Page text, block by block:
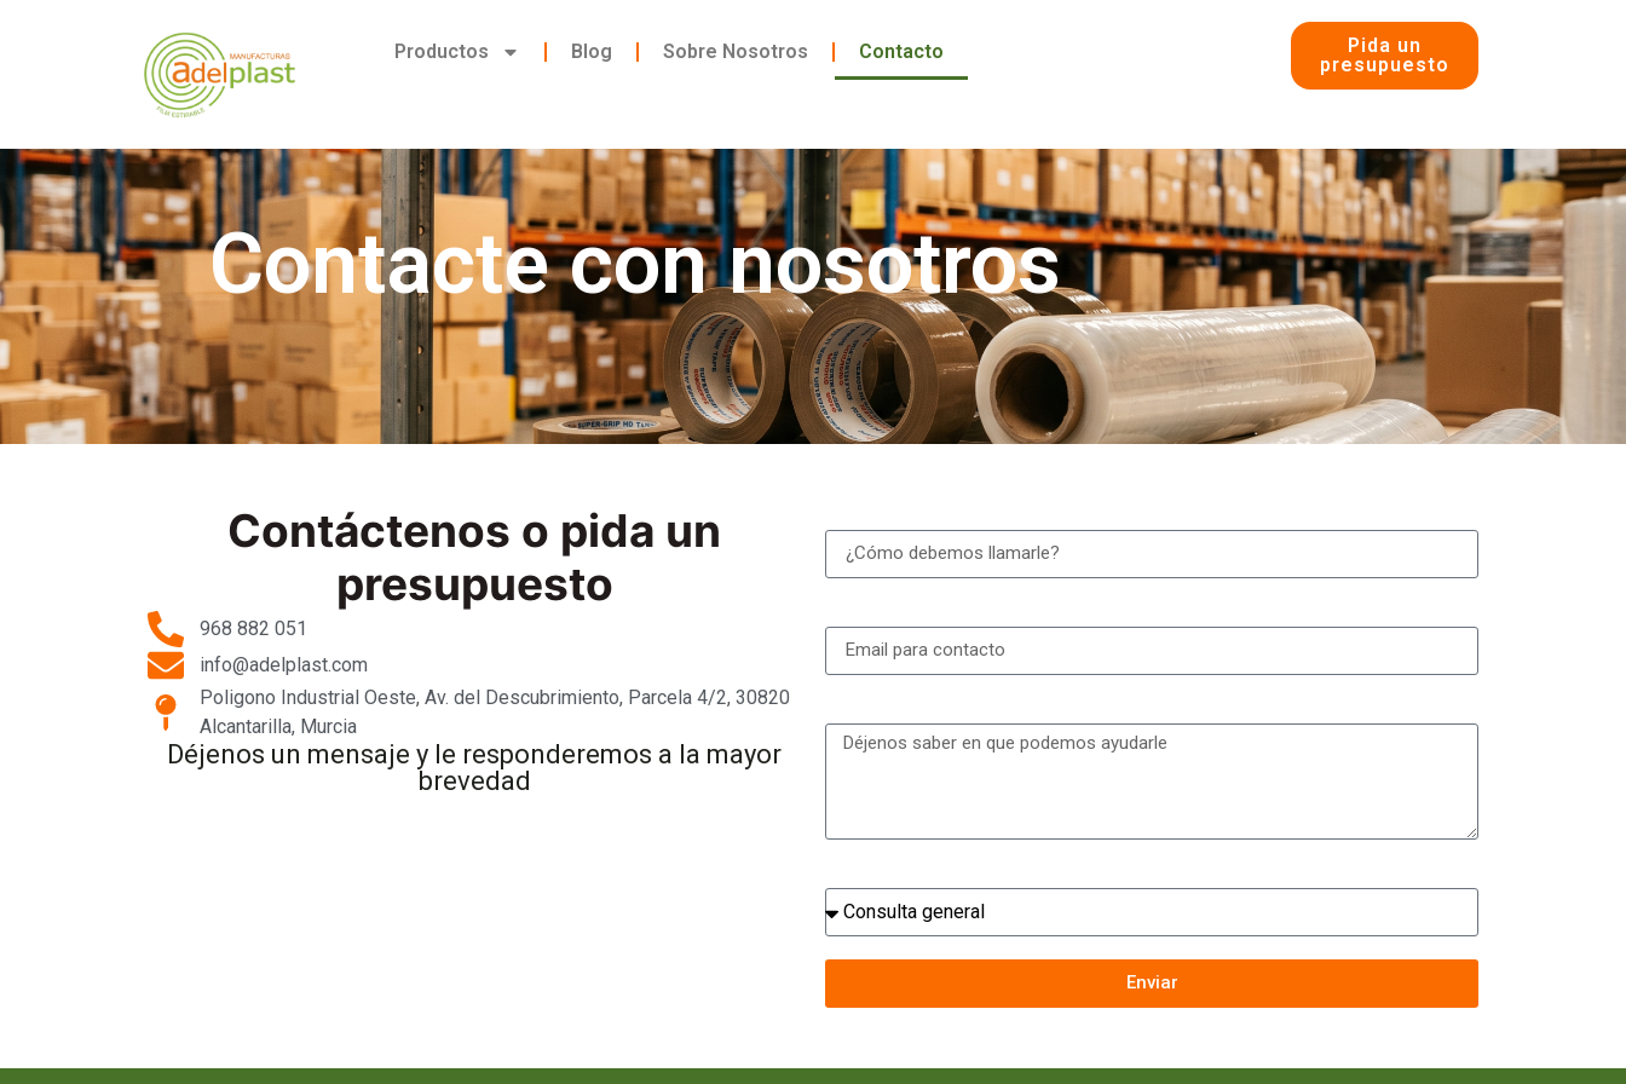
Productos Blog Sobre Nosotros Contacto
Pida un
presupuesto
Contacte con nosotros
Contáctenos o pida un
presupuesto
968 882 051
info@adelplast.com
Poligono Industrial Oeste, Av. del Descubrimiento, Parcela 4/2, 30820
Alcantarilla, Murcia
Déjenos un mensaje y le responderemos a la mayor
brevedad
Enviar